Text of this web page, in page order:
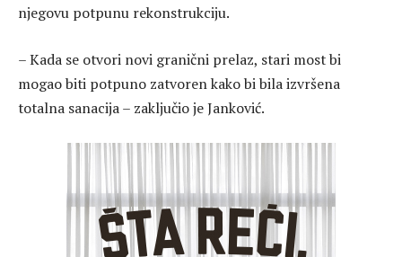
njegovu potpunu rekonstrukciju.
– Kada se otvori novi granični prelaz, stari most bi
mogao biti potpuno zatvoren kako bi bila izvršena
totalna sanacija – zaključio je Janković.